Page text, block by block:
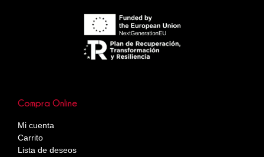
Compra Online
Mi cuenta
Carrito
Lista de deseos